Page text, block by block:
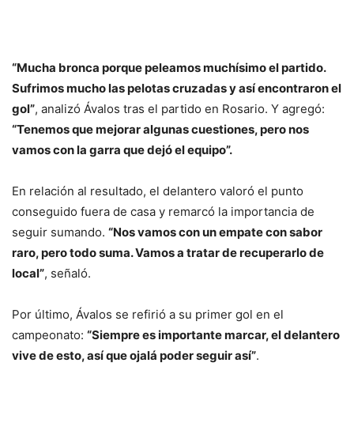
“Mucha bronca porque peleamos muchísimo el partido.
Sufrimos mucho las pelotas cruzadas y así encontraron el
gol”, analizó Ávalos tras el partido en Rosario. Y agregó:
“Tenemos que mejorar algunas cuestiones, pero nos
vamos con la garra que dejó el equipo”.
En relación al resultado, el delantero valoró el punto
conseguido fuera de casa y remarcó la importancia de
seguir sumando. “Nos vamos con un empate con sabor
raro, pero todo suma. Vamos a tratar de recuperarlo de
local”, señaló.
Por último, Ávalos se refirió a su primer gol en el
campeonato: “Siempre es importante marcar, el delantero
vive de esto, así que ojalá poder seguir así”.